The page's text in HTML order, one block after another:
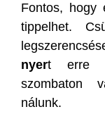
Fontos, hogy
tippelhet.
nyert erre a
szombaton
nálunk.